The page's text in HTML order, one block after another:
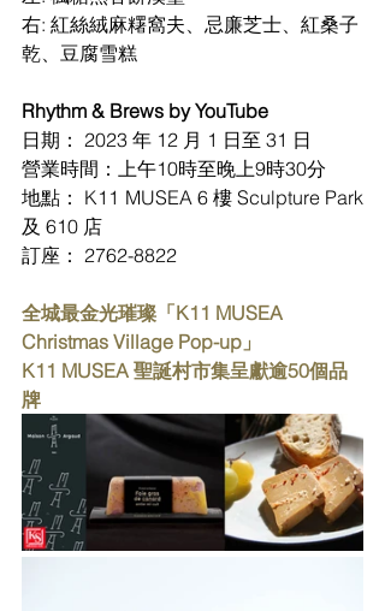
右: 紅絲絨麻糬窩夫、忌廉芝士、紅桑子
乾、豆腐雪糕
Rhythm & Brews by YouTube
日期： 2023 年 12 月 1 日至 31 日
營業時間：上午10時至晚上9時30分
地點： K11 MUSEA 6 樓 Sculpture Park
及 610 店
訂座： 2762-8822
全城最金光璀璨「K11 MUSEA
Christmas Village Pop-up」
K11 MUSEA 聖誕村市集呈獻逾50個品
牌